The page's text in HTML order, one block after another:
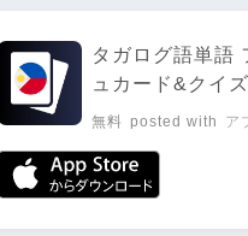
タガログ語単語
ュカード&クイズ
無料 posted with ア